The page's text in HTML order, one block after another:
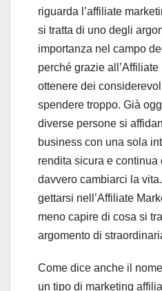
riguarda l’affiliate
si tratta di uno degli
importanza nel campo
perché grazie
ottenere dei
spendere troppo. Già
diverse persone si
business con una sola
rendita sicura e
davvero cambiarci la
gettarsi nell’Affiliate
meno capire di cosa si
argomento di
Come dice anche il
un tipo di marketing